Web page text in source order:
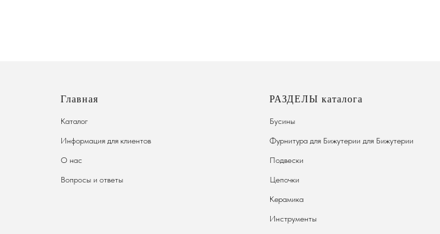
Главная
Каталог
Информация для клиентов
О нас
Вопросы и ответы
РАЗДЕЛЫ каталога
Бусины
Фурнитура для Бижутерии для Бижутерии
Подвески
Цепочки
Керамика
Инструменты